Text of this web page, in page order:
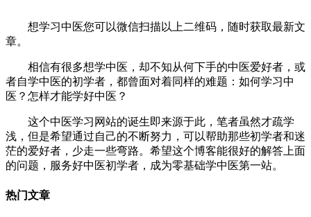
想学习中医您可以微信扫描以上二维码，随时获取最新文
章。
相信有很多想学中医，却不知从何下手的中医爱好者，或
者自学中医的初学者，都曾面对着同样的难题：如何学习中
医？怎样才能学好中医？
这个中医学习网站的诞生即来源于此，笔者虽然才疏学
浅，但是希望通过自己的不断努力，可以帮助那些初学者和迷
茫的爱好者，少走一些弯路。希望这个博客能很好的解答上面
的问题，服务好中医初学者，成为零基础学中医第一站。
热门文章